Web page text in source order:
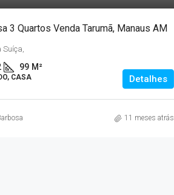
3 Quartos Venda Tarumã, Manaus AM
99 M²
CASA Detalhes
11 meses atrás